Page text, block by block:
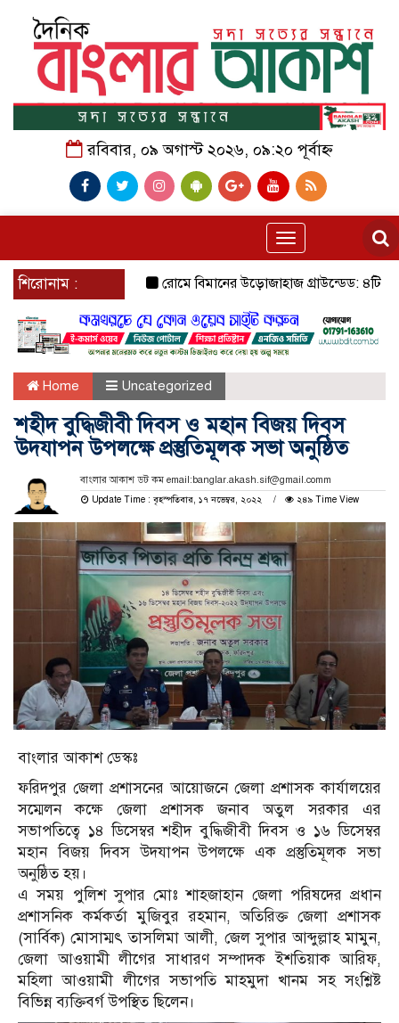
রবিবার, ০৯ অগাস্ট ২০২৬, ০৯:২০ পূর্বাহ্ন
Toggle
navigation
শিরোনাম : রোমে বিমানের উড়োজাহাজ গ্রাউন্ডেড: ৪টি ঘণ্টা
Home Uncategorized
শহীদ বুদ্ধিজীবী দিবস ও মহান বিজয় দিবস
উদযাপন উপলক্ষে প্রস্তুতিমূলক সভা অনুষ্ঠিত
বাংলার আকাশ ডট কম email:banglar.akash.sif@gmail.comm
Update Time : বৃহস্পতিবার, ১৭ নভেম্বর, ২০২২
২৪৯ Time View
বাংলার আকাশ ডেস্কঃ
ফরিদপুর জেলা প্রশাসনের আয়োজনে জেলা প্রশাসক কার্যালয়ের
সম্মেলন কক্ষে জেলা প্রশাসক জনাব অতুল সরকার এর
সভাপতিত্বে ১৪ ডিসেম্বর শহীদ বুদ্ধিজীবী দিবস ও ১৬ ডিসেম্বর
মহান বিজয় দিবস উদযাপন উপলক্ষে এক প্রস্তুতিমূলক সভা
অনুষ্ঠিত হয়।
এ সময় পুলিশ সুপার মোঃ শাহজাহান জেলা পরিষদের প্রধান
প্রশাসনিক কর্মকর্তা মুজিবুর রহমান, অতিরিক্ত জেলা প্রশাসক
(সার্বিক) মোসাম্মৎ তাসলিমা আলী, জেল সুপার আব্দুল্লাহ মামুন,
জেলা আওয়ামী লীগের সাধারণ সম্পাদক ইশতিয়াক আরিফ,
মহিলা আওয়ামী লীগের সভাপতি মাহমুদা খানম সহ সংশ্লিষ্ট
বিভিন্ন ব্যক্তিবর্গ উপস্থিত ছিলেন।